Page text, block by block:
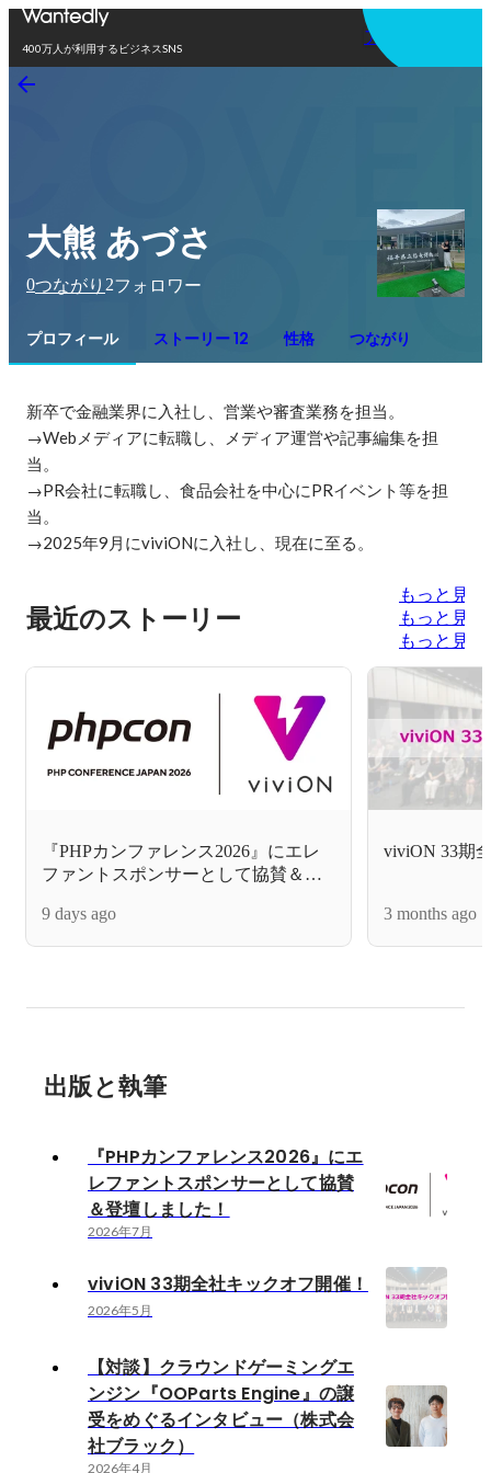
400万人が利用するビジネスSNS
アプリを使う
大熊 あづさ
0つながり 2フォロワー
プロフィール ストーリー 12 性格 つながり
新卒で金融業界に入社し、営業や審査業務を担当。
→Webメディアに転職し、メディア運営や記事編集を担
当。
→PR会社に転職し、食品会社を中心にPRイベント等を担
当。
→2025年9月にviviONに入社し、現在に至る。
最近のストーリー
もっと見る
もっと見る
もっと見る
『PHPカンファレンス2026』にエレ
ファントスポンサーとして協賛＆登
9 days ago
viviON 33期
3 months ago
出版と執筆
『PHPカンファレンス2026』にエ
レファントスポンサーとして協賛
＆登壇しました！
2026年7月
viviON 33期全社キックオフ開催！
2026年5月
【対談】クラウンドゲーミングエ
ンジン『OOParts Engine』の譲
受をめぐるインタビュー（株式会
社ブラック）
2026年4月